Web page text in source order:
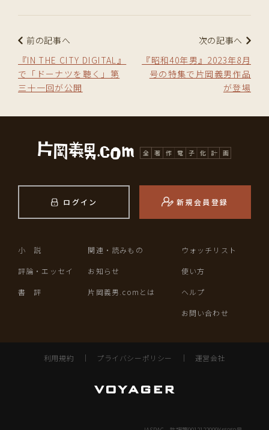
前の記事へ
『IN THE CITY DIGITAL』
で「ドーナツを聴く」第
三十一回が公開
次の記事へ
『昭和40年男』2023年8月
号の特集で片岡義男作品
が登場
ログイン 新規会員登録
小 説
評論・エッセイ
書 評
関連・読みもの
お知らせ
片岡義男.comとは
ウォッチリスト
使い方
ヘルプ
お問い合わせ
利用規約 ｜ プライバシーポリシー ｜ 運営会社